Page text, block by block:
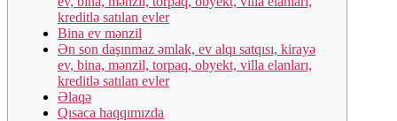
kreditlə satılan evler
Bina ev mənzil
Ən son daşınmaz əmlak, ev alqı satqısı, kirayə
ev, bina, mənzil, torpaq, obyekt, villa elanları,
kreditlə satılan evler
Əlaqə
Qısaca haqqımızda